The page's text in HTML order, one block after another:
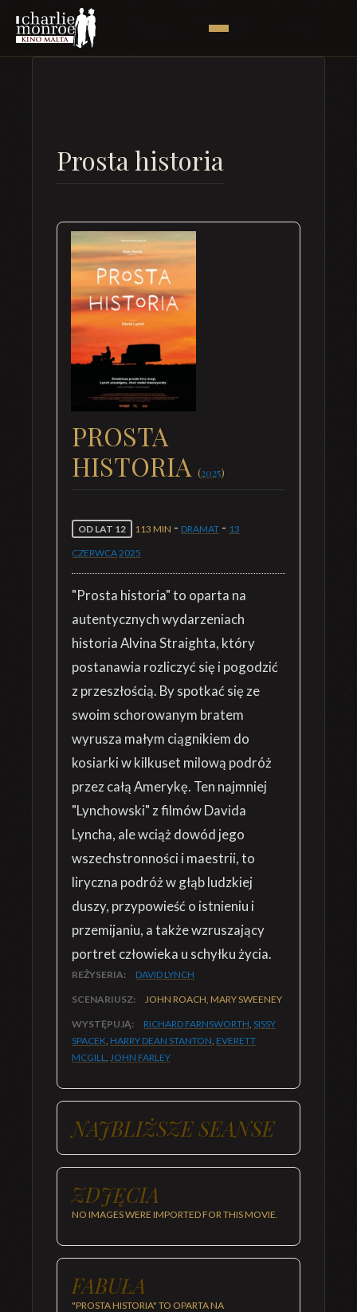
Prosta historia
PROSTA
HISTORIA (2025)
OD LAT 12 113 MIN - DRAMAT - 13
CZERWCA2025
"Prosta historia" to oparta na
autentycznych wydarzeniach
historia Alvina Straighta, który
postanawia rozliczyć się i pogodzić
z przeszłością. By spotkać się ze
swoim schorowanym bratem
wyrusza małym ciągnikiem do
kosiarki w kilkuset milową podróż
przez całą Amerykę. Ten najmniej
"Lynchowski" z filmów Davida
Lyncha, ale wciąż dowód jego
wszechstronności i maestrii, to
liryczna podróż w głąb ludzkiej
duszy, przypowieść o istnieniu i
przemijaniu, a także wzruszający
portret człowieka u schyłku życia.
REŻYSERIA: DAVID LYNCH
SCENARIUSZ: JOHN ROACH, MARY SWEENEY
WYSTĘPUJĄ: RICHARD FARNSWORTH, SISSY
SPACEK, HARRY DEAN STANTON, EVERETT
MCGILL, JOHN FARLEY
NAJBLIŻSZE SEANSE
ZDJĘCIA
NO IMAGES WERE IMPORTED FOR THIS MOVIE.
FABUŁA
"PROSTA HISTORIA" TO OPARTA NA